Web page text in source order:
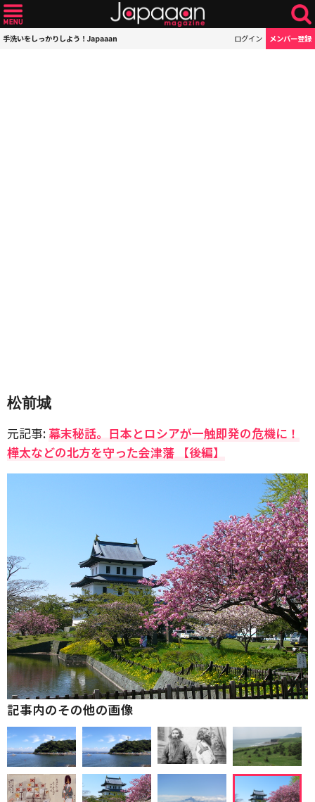
手洗いをしっかりしよう！Japaaan ログイン メンバー登録
松前城
元記事: 幕末秘話。日本とロシアが一触即発の危機に！
樺太などの北方を守った会津藩 【後編】
記事内のその他の画像